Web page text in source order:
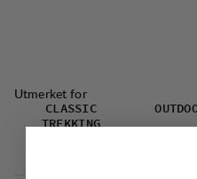
Utmerket for
CLASSIC
TREKKING